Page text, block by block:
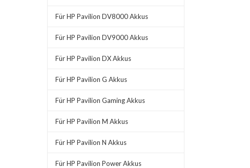
Für HP Pavilion DV8000 Akkus
Für HP Pavilion DV9000 Akkus
Für HP Pavilion DX Akkus
Für HP Pavilion G Akkus
Für HP Pavilion Gaming Akkus
Für HP Pavilion M Akkus
Für HP Pavilion N Akkus
Für HP Pavilion Power Akkus